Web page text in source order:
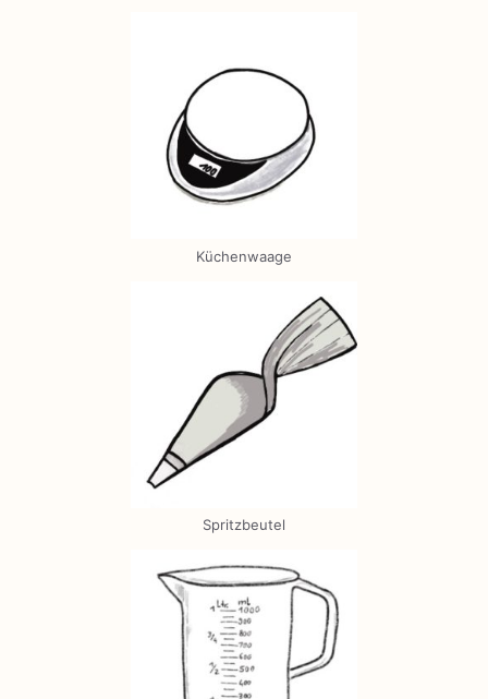
Küchenwaage
Spritzbeutel